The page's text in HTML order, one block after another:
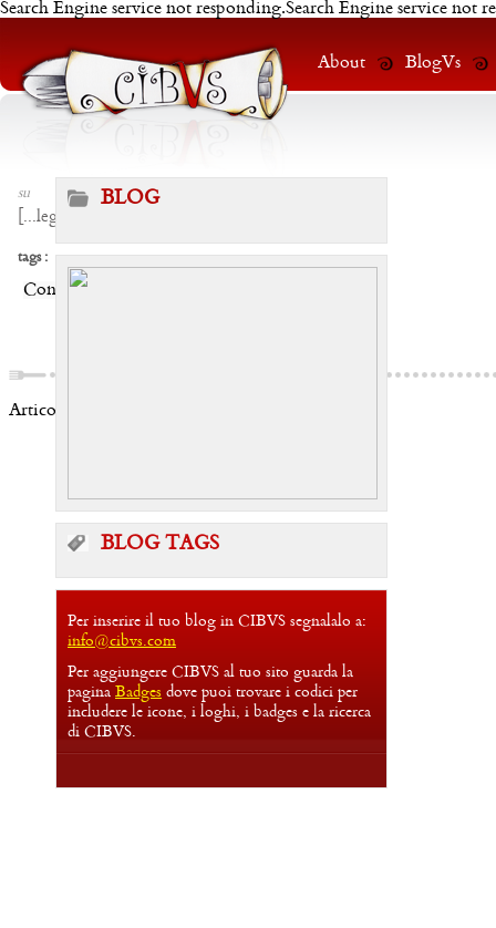
Search Engine service not responding.Search Engine service not
About BlogVs
su
...leggi
tags :
Condividi:
Articoli correlati:
BLOG
BLOG TAGS
Per inserire il tuo blog in CIBVS segnalalo a:
info@cibvs.com
Per aggiungere CIBVS al tuo sito guarda la
pagina Badges dove puoi trovare i codici per
includere le icone, i loghi, i badges e la ricerca
di CIBVS.